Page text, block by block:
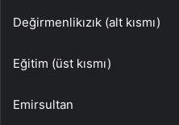
Değirmenlikızık (alt kısmı)
Eğitim (üst kısmı)
Emirsultan